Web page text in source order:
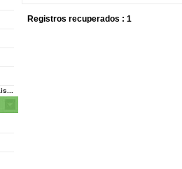
Registros recuperados : 1